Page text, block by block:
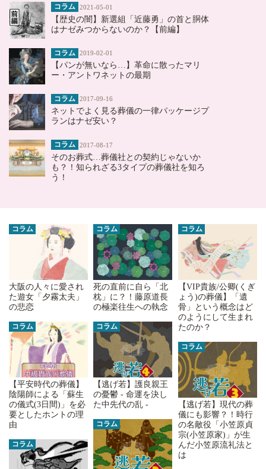
コラム 2021-05-01
【歴史の闇】新選組「近藤勇」の首と胴体
はナゼみつからないのか？【前編】
コラム 2019-02-01
【パンが無いなら…】革命に散ったマリ
ー・アントワネットの最期
コラム 2017-09-16
ネットでよく見る葬儀の一律パッケージプ
ランはナゼ安い？
コラム 2017-08-17
そのお葬式…葬儀社との契約じゃないか
も？！知られざる3タイプの葬儀社を知ろ
う！
コラム
大阪の人々に愛され
た遊女「夕霧太夫」
の悲恋
コラム
死の直前に自ら「北
枕」に？！藤原道長
の極楽往生への執念
コラム
【VIP貴族/公卿(くぎ
ょう)の葬儀】「遺
骨」という概念はど
のようにして生まれ
たのか？
コラム
【平安時代の葬儀】
陰陽師による「蘇生
の儀式(3日間)」を必
要としたホントの理
由
コラム
【逃げ若】護良親王
の憂鬱 - 命運を決し
た中先代の乱 -
コラム
【逃げ若】現代の葬
儀にも影響？！時行
の名敵役「小笠原貞
宗(小笠原家)」が生
んだ小笠原流礼法と
は
コラム
コラム